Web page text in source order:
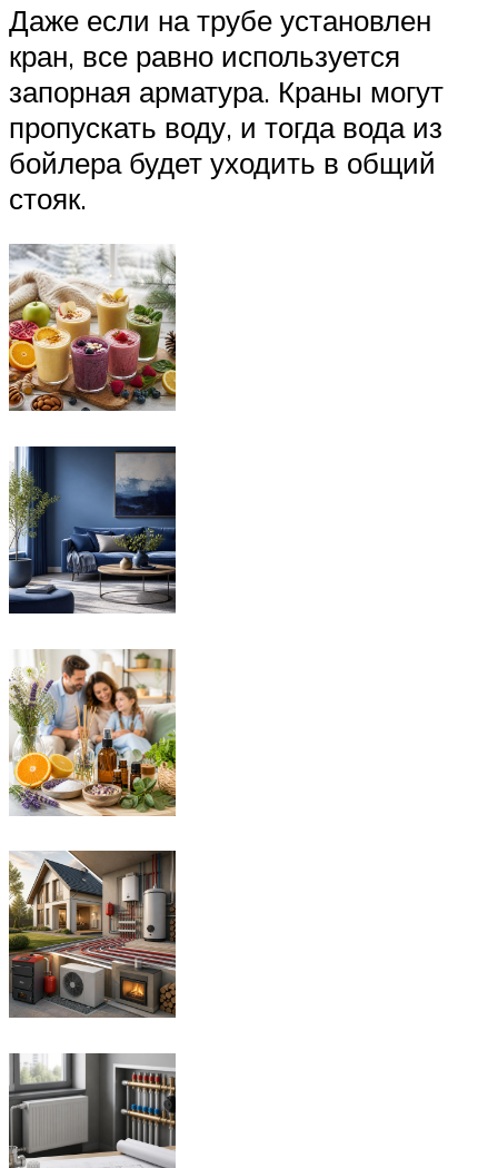
Даже если на трубе установлен
кран, все равно используется
запорная арматура. Краны могут
пропускать воду, и тогда вода из
бойлера будет уходить в общий
стояк.